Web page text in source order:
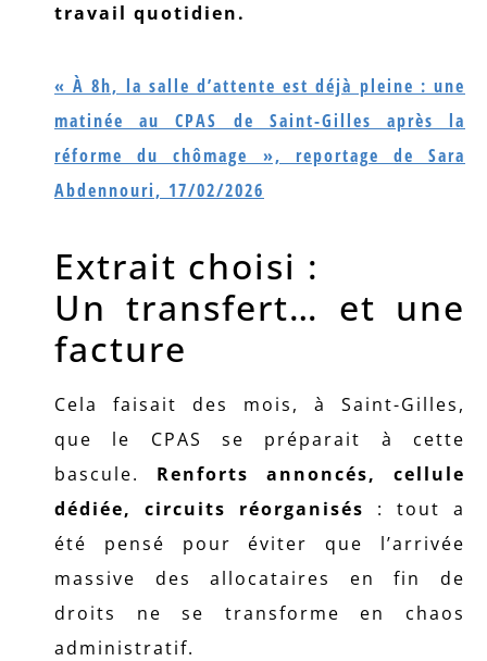
travail quotidien.
« À 8h, la salle d’attente est déjà pleine : une
matinée au CPAS de Saint-Gilles après la
réforme du chômage », reportage de Sara
Abdennouri, 17/02/2026
Extrait choisi :
Un transfert… et une
facture
Cela faisait des mois, à Saint-Gilles,
que le CPAS se préparait à cette
bascule. Renforts annoncés, cellule
dédiée, circuits réorganisés : tout a
été pensé pour éviter que l’arrivée
massive des allocataires en fin de
droits ne se transforme en chaos
administratif.